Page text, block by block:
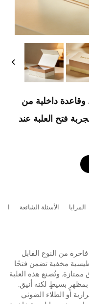
داخلية من
فتح العلبة عند
المزايا الأسئلة الشائعة
من النوع القابل
مخفية تضمن فتحًا
ممتازة. وتُصنع هذه العلبة
بسيطٍ لكنه أنيق.
أو الطلاء الضوئي